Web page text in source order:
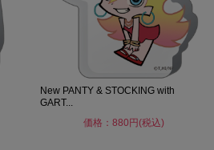
New PANTY & STOCKING with
GART...
価格：880円(税込)